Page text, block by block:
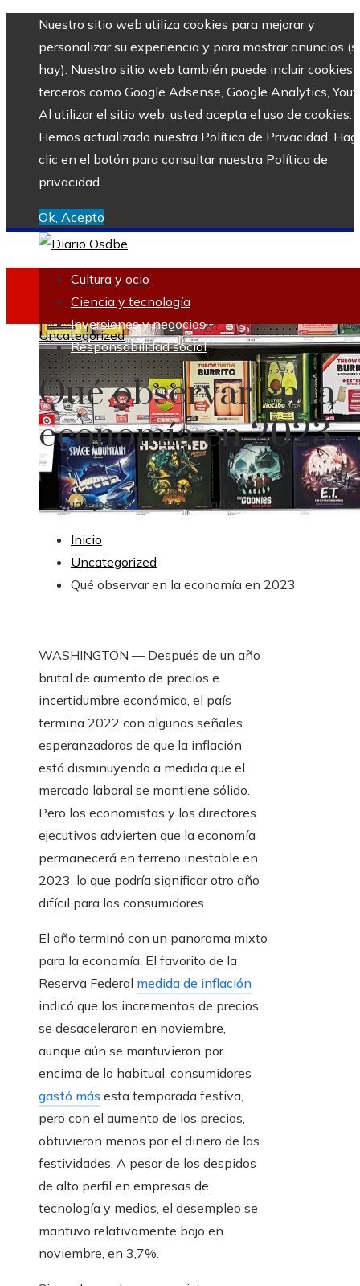
Nuestro sitio web utiliza cookies para mejorar y
personalizar su experiencia y para mostrar anuncios
hay). Nuestro sitio web también puede incluir cookies
terceros como Google Adsense, Google Analytics,
Al utilizar el sitio web, usted acepta el uso de cookies.
Hemos actualizado nuestra Política de Privacidad.
clic en el botón para consultar nuestra Política de
privacidad.
Ok, Acepto
Cultura y ocio
Ciencia y tecnología
Inversiones y negocios
Responsabilidad social
Uncategorized
Qué observar en la
economía en 2023
Juan José MedinaHace 4 años
Inicio
Uncategorized
Qué observar en la economía en 2023
WASHINGTON — Después de un año
brutal de aumento de precios e
incertidumbre económica, el país
termina 2022 con algunas señales
esperanzadoras de que la inflación
está disminuyendo a medida que el
mercado laboral se mantiene sólido.
Pero los economistas y los directores
ejecutivos advierten que la economía
permanecerá en terreno inestable en
2023, lo que podría significar otro año
difícil para los consumidores.
El año terminó con un panorama mixto
para la economía. El favorito de la
Reserva Federal medida de inflación
indicó que los incrementos de precios
se desaceleraron en noviembre,
aunque aún se mantuvieron por
encima de lo habitual. consumidores
gastó más esta temporada festiva,
pero con el aumento de los precios,
obtuvieron menos por el dinero de las
festividades. A pesar de los despidos
de alto perfil en empresas de
tecnología y medios, el desempleo se
mantuvo relativamente bajo en
noviembre, en 3,7%.